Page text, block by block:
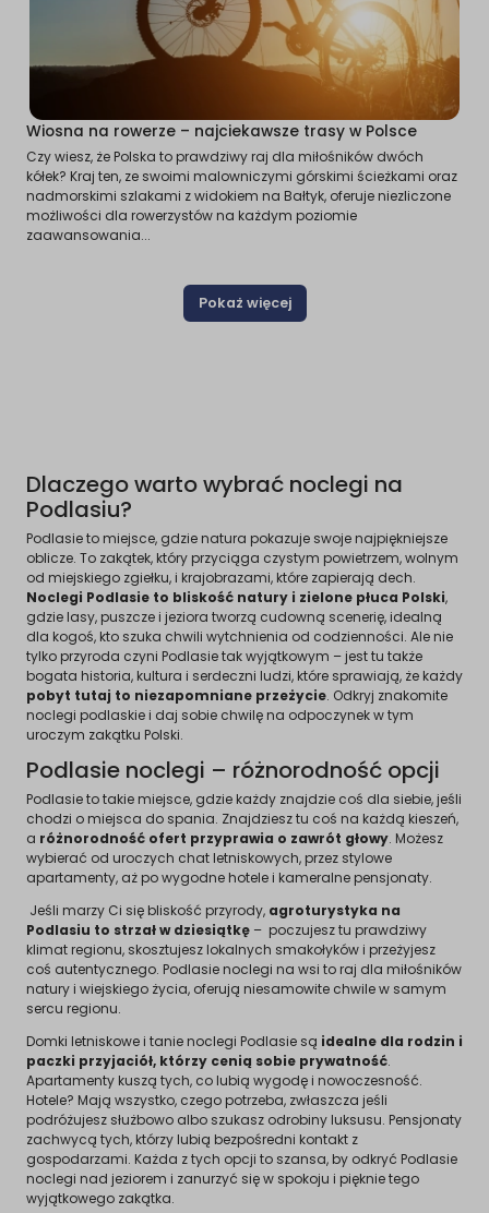
Wiosna na rowerze – najciekawsze trasy w Polsce
Czy wiesz, że Polska to prawdziwy raj dla miłośników dwóch
kółek? Kraj ten, ze swoimi malowniczymi górskimi ścieżkami oraz
nadmorskimi szlakami z widokiem na Bałtyk, oferuje niezliczone
możliwości dla rowerzystów na każdym poziomie
zaawansowania...
Pokaż więcej
Dlaczego warto wybrać noclegi na
Podlasiu?
Podlasie to miejsce, gdzie natura pokazuje swoje najpiękniejsze
oblicze. To zakątek, który przyciąga czystym powietrzem, wolnym
od miejskiego zgiełku, i krajobrazami, które zapierają dech.
Noclegi Podlasie to bliskość natury i zielone płuca Polski,
gdzie lasy, puszcze i jeziora tworzą cudowną scenerię, idealną
dla kogoś, kto szuka chwili wytchnienia od codzienności. Ale nie
tylko przyroda czyni Podlasie tak wyjątkowym – jest tu także
bogata historia, kultura i serdeczni ludzi, które sprawiają, że każdy
pobyt tutaj to niezapomniane przeżycie. Odkryj znakomite
noclegi podlaskie i daj sobie chwilę na odpoczynek w tym
uroczym zakątku Polski.
Podlasie noclegi – różnorodność opcji
Podlasie to takie miejsce, gdzie każdy znajdzie coś dla siebie, jeśli
chodzi o miejsca do spania. Znajdziesz tu coś na każdą kieszeń,
a różnorodność ofert przyprawia o zawrót głowy. Możesz
wybierać od uroczych chat letniskowych, przez stylowe
apartamenty, aż po wygodne hotele i kameralne pensjonaty.
Jeśli marzy Ci się bliskość przyrody, agroturystyka na
Podlasiu to strzał w dziesiątkę – poczujesz tu prawdziwy
klimat regionu, skosztujesz lokalnych smakołyków i przeżyjesz
coś autentycznego. Podlasie noclegi na wsi to raj dla miłośników
natury i wiejskiego życia, oferują niesamowite chwile w samym
sercu regionu.
Domki letniskowe i tanie noclegi Podlasie są idealne dla rodzin i
paczki przyjaciół, którzy cenią sobie prywatność.
Apartamenty kuszą tych, co lubią wygodę i nowoczesność.
Hotele? Mają wszystko, czego potrzeba, zwłaszcza jeśli
podróżujesz służbowo albo szukasz odrobiny luksusu. Pensjonaty
zachwycą tych, którzy lubią bezpośredni kontakt z
gospodarzami. Każda z tych opcji to szansa, by odkryć Podlasie
noclegi nad jeziorem i zanurzyć się w spokoju i pięknie tego
wyjątkowego zakątka.